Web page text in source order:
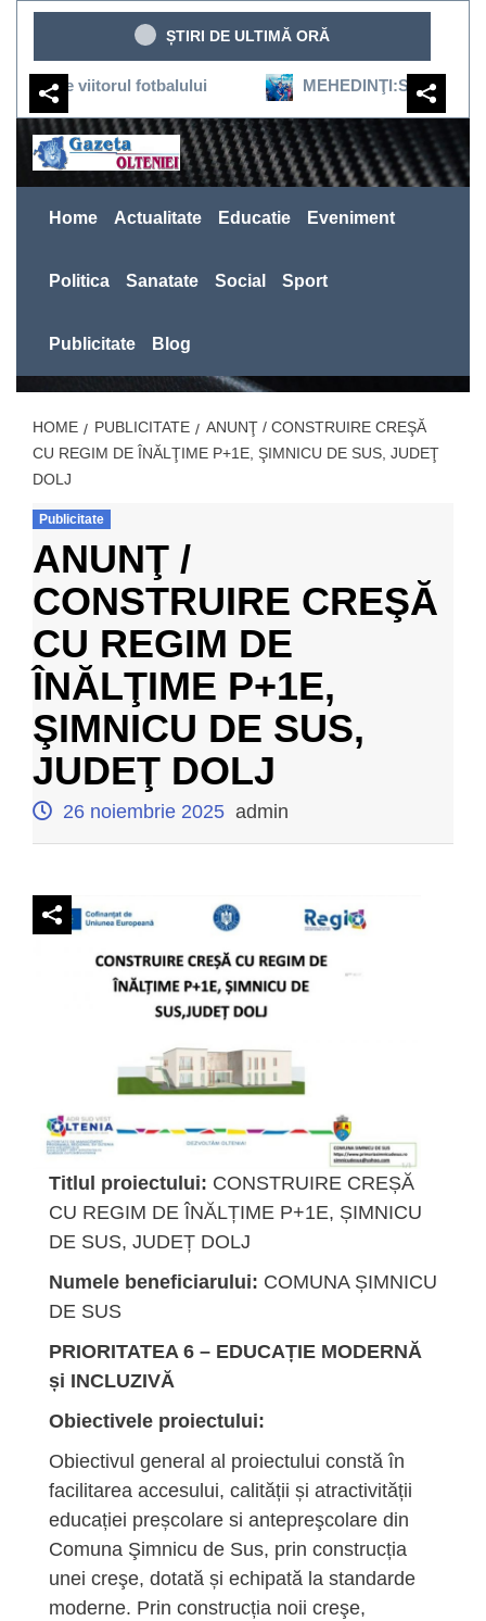
Sari
conținut
ȘTIRI DE ULTIMĂ ORĂ
fotbalului MEHEDINŢI:SEVERINUL
Home Actualitate Educatie Eveniment
Politica Sanatate Social Sport
Publicitate Blog
HOME PUBLICITATE
ANUNŢ / CONSTRUIRE CREŞĂ
CU REGIM DE ÎNĂLŢIME P+1E, ŞIMNICU DE SUS, JUDEŢ
DOLJ
Publicitate
ANUNŢ /
CONSTRUIRE CREŞĂ
CU REGIM DE
ÎNĂLŢIME P+1E,
ŞIMNICU DE SUS,
JUDEŢ DOLJ
26 noiembrie 2025 admin
Titlul proiectului: CONSTRUIRE CREȘĂ
CU REGIM DE ÎNĂLȚIME P+1E, ȘIMNICU
DE SUS, JUDEȚ DOLJ
Numele beneficiarului: COMUNA ȘIMNICU
DE SUS
PRIORITATEA 6 – EDUCAȚIE MODERNĂ
și INCLUZIVĂ
Obiectivele proiectului:
Obiectivul general al proiectului constă în
facilitarea accesului, calității și atractivității
educației preșcolare si antepreşcolare din
Comuna Şimnicu de Sus, prin construcția
unei creşe, dotată și echipată la standarde
moderne. Prin construcția noii creşe,